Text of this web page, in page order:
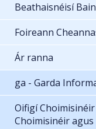
Beathaisnéisí
Foireann
Ár ranna
ga - Garda
Oifigí
Choimisinéir agus